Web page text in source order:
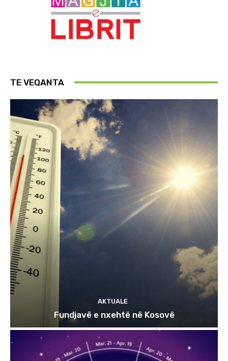
TE VEQANTA
AKTUALE
Fundjavë e nxehtë në Kosovë